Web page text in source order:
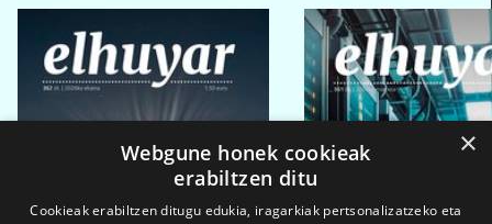
×
Webgune honek cookieak
erabiltzen ditu
Cookieak erabiltzen ditugu edukia, iragarkiak pertsonalizatzeko eta